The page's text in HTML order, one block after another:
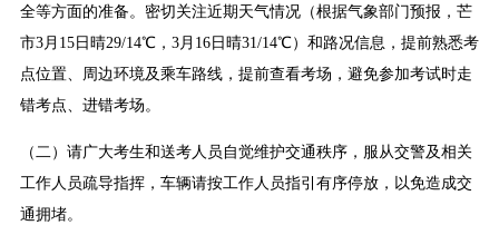
全等方面的准备。密切关注近期天气情况（根据气象部门预报，芒
市3月15日晴29/14℃，3月16日晴31/14℃）和路况信息，提前熟悉考
点位置、周边环境及乘车路线，提前查看考场，避免参加考试时走
错考点、进错考场。
（二）请广大考生和送考人员自觉维护交通秩序，服从交警及相关
工作人员疏导指挥，车辆请按工作人员指引有序停放，以免造成交
通拥堵。